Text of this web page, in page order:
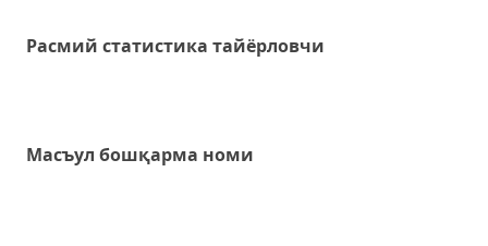
Расмий статистика тайёрловчи
Масъул бошқарма номи